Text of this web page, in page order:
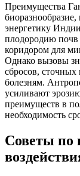
Преимущества
биоразнообразие,
энергетику
плодородию почв
коридором для
Однако вызовы
сбросов, сточных
болезням.
усиливают
преимуществ в
необходимость
Советы по